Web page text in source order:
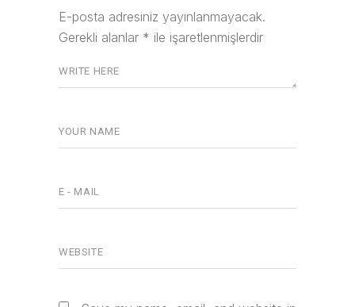
E-posta adresiniz yayınlanmayacak.
Gerekli alanlar * ile işaretlenmişlerdir